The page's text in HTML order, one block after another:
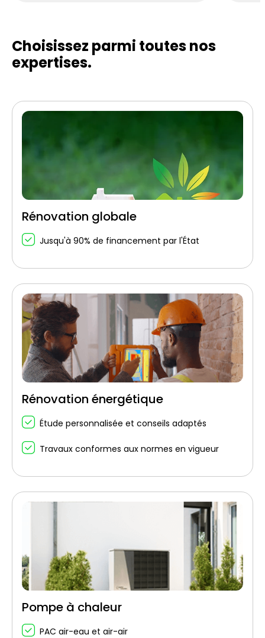
Choisissez parmi toutesnos
expertises.
Rénovation globale
Jusqu'à 90% de financement par l'État
Rénovation énergétique
Étude personnalisée et conseils adaptés
Travaux conformes aux normes en vigueur
Pompe à chaleur
PAC air-eau et air-air